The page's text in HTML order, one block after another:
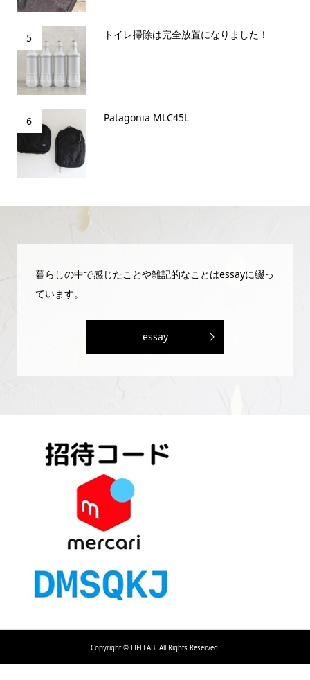
5 トイレ掃除は完全放置になりました！
6 Patagonia MLC45L
暮らしの中で感じたことや雑記的なことはessayに綴っ
ています。
essay
Copyright ©LIFELAB. All Rights Reserved.